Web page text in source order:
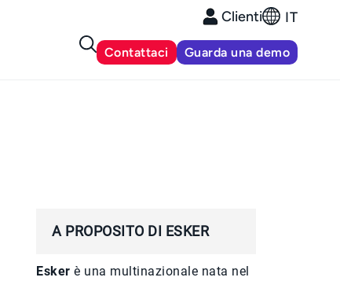
Clienti IT
Contattaci Guarda una demo
A PROPOSITO DI ESKER
Esker è una multinazionale nata nel